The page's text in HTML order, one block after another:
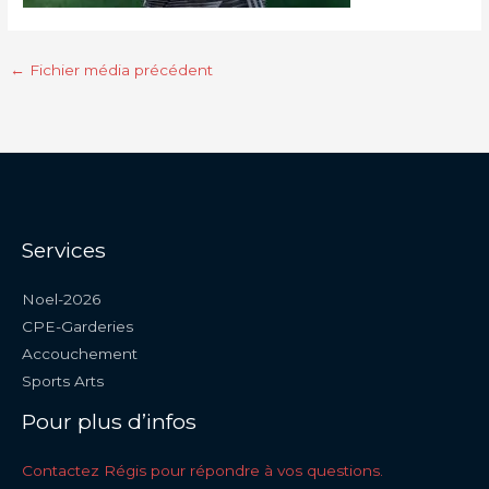
← Fichier média précédent
Services
Noel-2026
CPE-Garderies
Accouchement
Sports Arts
Pour plus d’infos
Contactez Régis pour répondre à vos questions.